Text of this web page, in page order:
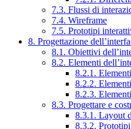
7.3. Flussi di
7.4. Wireframe
7.5. Prototipi
8. Progettazione
8.1. Obiettivi
8.2. Elementi
8.2.1.
8.2.2.
8.2.3.
8.3. Progettare e
8.3.1. Layout
8.3.2.